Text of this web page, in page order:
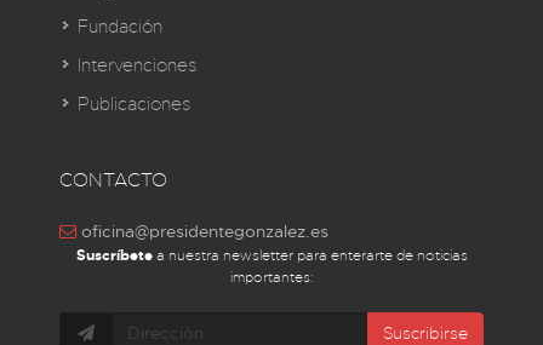
Fundación
Intervenciones
Publicaciones
CONTACTO
oficina@presidentegonzalez.es
Suscríbetea nuestra newsletter para enterarte de noticias
importantes:
Suscribirse